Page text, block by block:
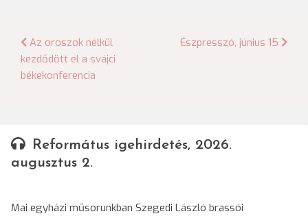
Bejegyzés
navigáció
Az oroszok nélkül
kezdődött el a svájci
békekonferencia
Észpresszó, június 15
Református igehirdetés, 2026.
augusztus 2.
Mai egyházi műsorunkban Szegedi László brassói